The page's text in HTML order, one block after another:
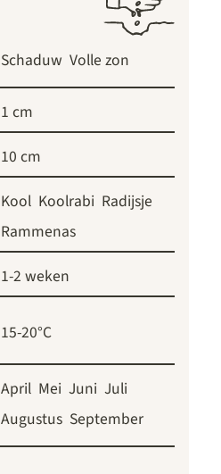
Schaduw Volle zon
1 cm
10 cm
Kool Koolrabi Radijsje
Rammenas
1-2 weken
15-20°C
April Mei Juni Juli
Augustus September